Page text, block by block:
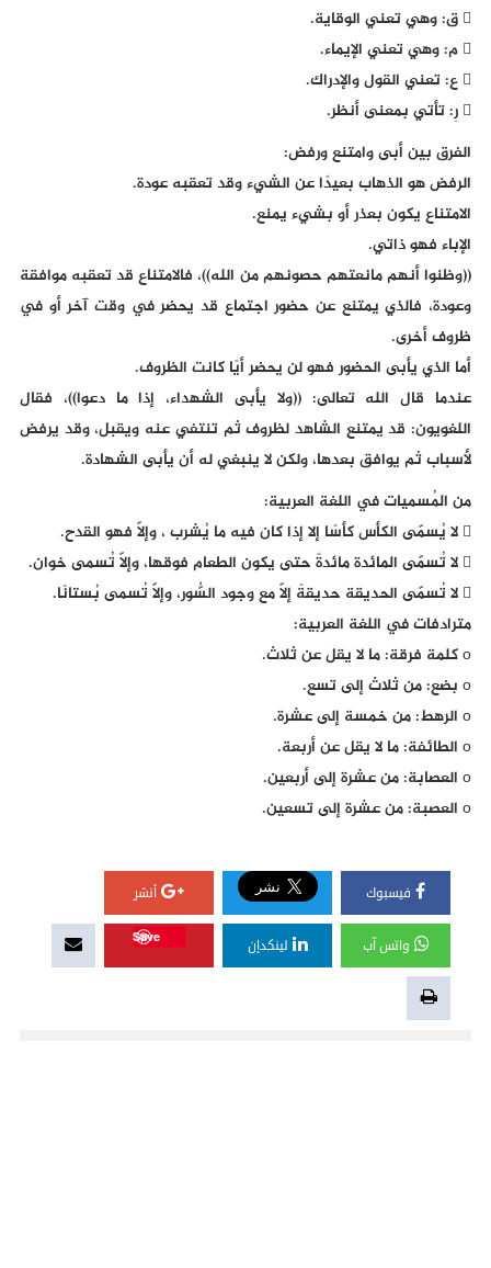
 ق: وهي تعني الوقاية.
 م: وهي تعني الإيماء.
 ع: تعني القول والإدراك.
 رِ: تأتي بمعنى أنظر.
الفرق بين أبى وامتنع ورفض:
الرفض هو الذهاب بعيدًا عن الشيء وقد تعقبه عودة.
الامتناع يكون بعذر أو بشيء يمنع.
الإباء فهو ذاتي.
((وظنوا أنهم مانعتهم حصونهم من الله))، فالامتناع قد تعقبه موافقة
وعودة، فالذي يمتنع عن حضور اجتماع قد يحضر في وقت آخر أو في
ظروف أخرى.
أما الذي يأبى الحضور فهو لن يحضر أيًا كانت الظروف.
عندما قال الله تعالى: ((ولا يأبى الشهداء، إذا ما دعوا))، فقال
اللغويون: قد يمتنع الشاهد لظروف ثم تنتفي عنه ويقبل، وقد يرفض
لأسباب ثم يوافق بعدها، ولكن لا ينبغي له أن يأبى الشهادة.
من المُسميات في اللغة العربية:
 لا يُسمّى الكأس كأسًا إلا إذا كان فيه ما يُشرب ، وإلاّ فهو القدح.
 لا تُسمّى المائدة مائدةً حتى يكون الطعام فوقها، وإلاّ تُسمى خوان.
 لا تُسمّى الحديقة حديقةً إلاّ مع وجود السُّور، وإلاّ تُسمى بُستانًا.
مترادفات في اللغة العربية:
o كلمة فرقة: ما لا يقل عن ثلاث.
o بضع: من ثلاث إلى تسع.
o الرهط: من خمسة إلى عشرة.
o الطائفة: ما لا يقل عن أربعة.
o العصابة: من عشرة إلى أربعين.
o العصبة: من عشرة إلى تسعين.
فيسبوك أنشر
واتس آب لينكدإن
Save